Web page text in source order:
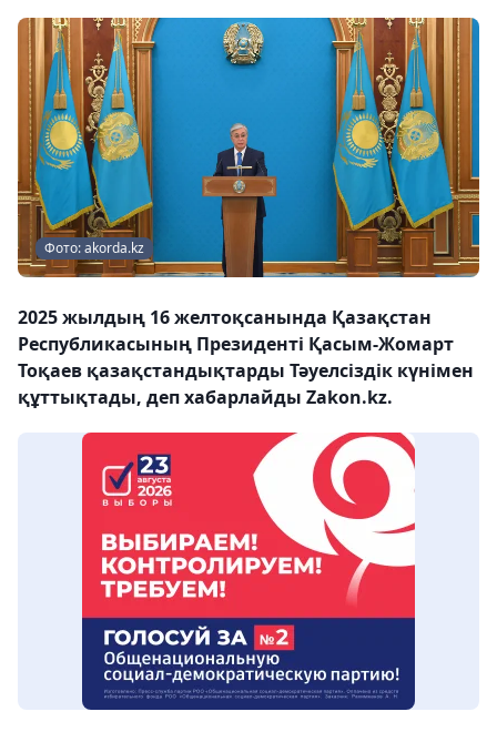
Фото: akorda.kz
2025 жылдың 16 желтоқсанында Қазақстан
Республикасының Президенті Қасым-Жомарт
Тоқаев қазақстандықтарды Тәуелсіздік күнімен
құттықтады, деп хабарлайды Zakon.kz.